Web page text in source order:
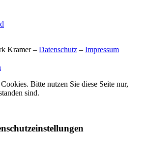
Kramer – Datenschutz – Impressum
Bitte nutzen Sie diese Seite nur,
sind.